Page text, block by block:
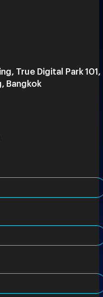
True Digital Park 101,
Bangkok